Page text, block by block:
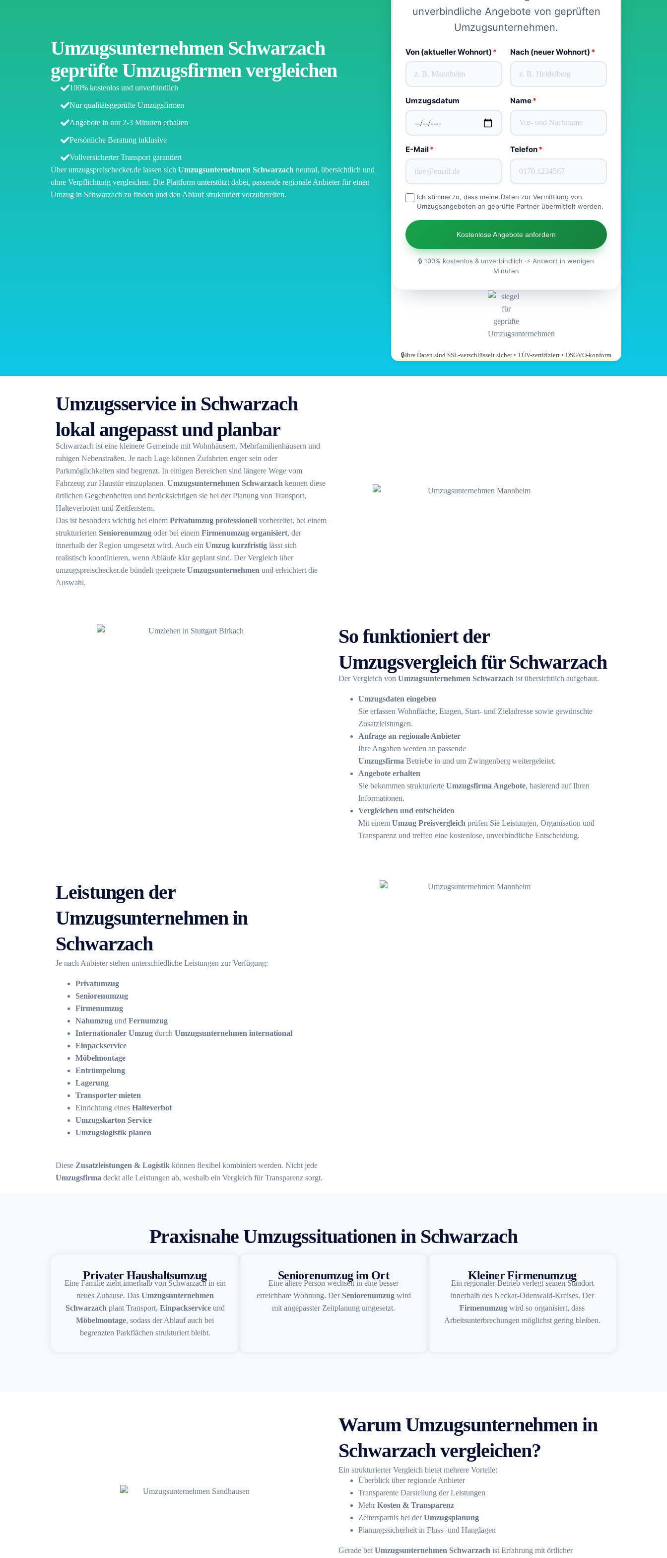
Umzugsunternehmen Schwarzach
geprüfte Umzugsfirmen vergleichen
100% kostenlos und unverbindlich
Nur qualitätsgeprüfte Umzugsfirmen
Angebote in nur 2-3 Minuten erhalten
Persönliche Beratung inklusive
Vollversicherter Transport garantiert
Über umzugspreischecker.de lassen sich Umzugsunternehmen Schwarzach neutral, übersichtlich und
ohne Verpflichtung vergleichen. Die Plattform unterstützt dabei, passende regionale Anbieter für einen
Umzug in Schwarzach zu finden und den Ablauf strukturiert vorzubereiten.
unverbindliche Angebote von geprüften
Umzugsunternehmen.
Von (aktueller Wohnort) * Nach (neuer Wohnort) *
Umzugsdatum Name*
E-Mail* Telefon*
Ich stimme zu, dass meine Daten zur Vermittlung von
Umzugsangeboten an geprüfte Partner übermittelt werden.
Kostenlose Angebote anfordern
🔒 100% kostenlos & unverbindlich ·⚡ Antwort in wenigen
Minuten
🔒Ihre Daten sind SSL-verschlüsselt sicher • TÜV-zertifiziert • DSGVO-konform
Umzugsservice in Schwarzach
lokal angepasst und planbar
Schwarzach ist eine kleinere Gemeinde mit Wohnhäusern, Mehrfamilienhäusern und
ruhigen Nebenstraßen. Je nach Lage können Zufahrten enger sein oder
Parkmöglichkeiten sind begrenzt. In einigen Bereichen sind längere Wege vom
Fahrzeug zur Haustür einzuplanen. Umzugsunternehmen Schwarzach kennen diese
örtlichen Gegebenheiten und berücksichtigen sie bei der Planung von Transport,
Halteverboten und Zeitfenstern.
Das ist besonders wichtig bei einem Privatumzug professionell vorbereitet, bei einem
strukturierten Seniorenumzug oder bei einem Firmenumzug organisiert, der
innerhalb der Region umgesetzt wird. Auch ein Umzug kurzfristig lässt sich
realistisch koordinieren, wenn Abläufe klar geplant sind. Der Vergleich über
umzugspreischecker.de bündelt geeignete Umzugsunternehmen und erleichtert die
Auswahl.
So funktioniert der
Umzugsvergleich für Schwarzach
Der Vergleich von Umzugsunternehmen Schwarzach ist übersichtlich aufgebaut.
Umzugsdaten eingeben
Sie erfassen Wohnfläche, Etagen, Start- und Zieladresse sowie gewünschte
Zusatzleistungen.
Anfrage an regionale Anbieter
Ihre Angaben werden an passende
Umzugsfirma Betriebe in und um Zwingenberg weitergeleitet.
Angebote erhalten
Sie bekommen strukturierte Umzugsfirma Angebote, basierend auf Ihren
Informationen.
Vergleichen und entscheiden
Mit einem Umzug Preisvergleich prüfen Sie Leistungen, Organisation und
Transparenz und treffen eine kostenlose, unverbindliche Entscheidung.
Leistungen der
Umzugsunternehmen in
Schwarzach
Je nach Anbieter stehen unterschiedliche Leistungen zur Verfügung:
Privatumzug
Seniorenumzug
Firmenumzug
Nahumzug und Fernumzug
Internationaler Umzug durch Umzugsunternehmen international
Einpackservice
Möbelmontage
Entrümpelung
Lagerung
Transporter mieten
Einrichtung eines Halteverbot
Umzugskarton Service
Umzugslogistik planen
Diese Zusatzleistungen & Logistik können flexibel kombiniert werden. Nicht jede
Umzugsfirma deckt alle Leistungen ab, weshalb ein Vergleich für Transparenz sorgt.
Praxisnahe Umzugssituationen in Schwarzach
Privater Haushaltsumzug
Eine Familie zieht innerhalb von Schwarzach in ein
neues Zuhause. Das Umzugsunternehmen
Schwarzach plant Transport, Einpackserviceund
Möbelmontage, sodass der Ablauf auch bei
begrenzten Parkflächen strukturiert bleibt.
Seniorenumzug im Ort
Eine ältere Person wechselt in eine besser
erreichbare Wohnung. Der Seniorenumzugwird
mit angepasster Zeitplanung umgesetzt.
Kleiner Firmenumzug
Ein regionaler Betrieb verlegt seinen Standort
innerhalb des Neckar-Odenwald-Kreises. Der
Firmenumzug wird so organisiert, dass
Arbeitsunterbrechungen möglichst gering bleiben.
Warum Umzugsunternehmen in
Schwarzach vergleichen?
Ein strukturierter Vergleich bietet mehrere Vorteile:
Überblick über regionale Anbieter
Transparente Darstellung der Leistungen
MehrKosten & Transparenz
Zeitersparnis bei derUmzugsplanung
Planungssicherheit in Fluss- und Hanglagen
Gerade bei Umzugsunternehmen Schwarzach ist Erfahrung mit örtlicher